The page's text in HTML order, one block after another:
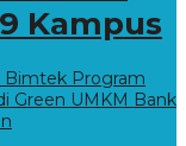
Kampus